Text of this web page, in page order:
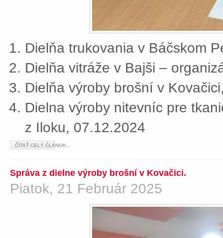
Dielňa trukovania v Báčskom
Dielňa vitráže v Bajši –
Dielňa výroby brošní v
Dielna výroby nitevníc pre
z Iloku, 07.12.2024
ČÍTAŤ CELÝ ČLÁNOK...
Správa z dielne výroby brošní v Kovačici.
Piatok, 21 Február 2025